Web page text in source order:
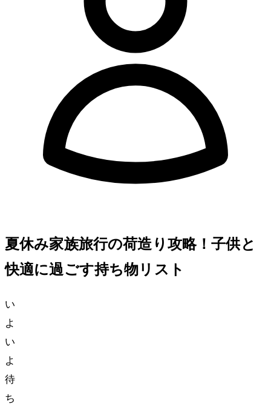
夏休み家族旅行の荷造り攻略！子供と
快適に過ごす持ち物リスト
い
よ
い
よ
待
ち